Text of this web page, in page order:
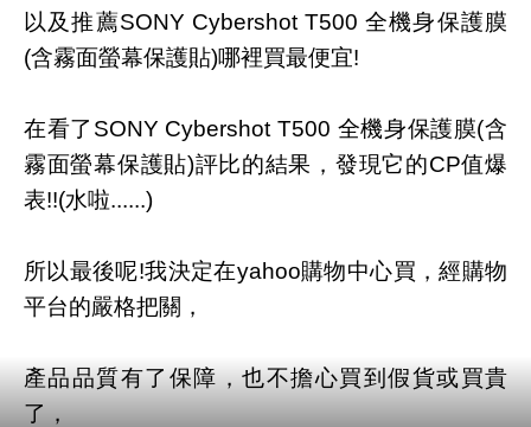
以及推薦SONY Cybershot T500 全機身保護膜
(含霧面螢幕保護貼)哪裡買最便宜!
在看了SONY Cybershot T500 全機身保護膜(含
霧面螢幕保護貼)評比的結果，發現它的CP值爆
表!!(水啦......)
所以最後呢!我決定在yahoo購物中心買，經購物
平台的嚴格把關，
產品品質有了保障，也不擔心買到假貨或買貴
了，